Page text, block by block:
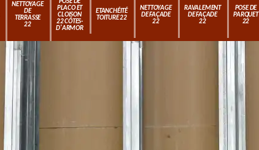
NETTOYAGE
DE
TERRASSE
22
POSE DE
PLACO ET
CLOISON
22 CÔTES-
D'ARMOR
ETANCHÉITÉ
TOITURE 22
NETTOYAGE
DE FAÇADE
22
RAVALEMENT
DE FAÇADE
22
POSE DE
PARQUET
22